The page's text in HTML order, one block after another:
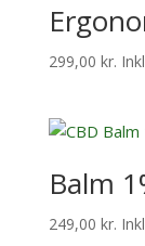
299,00 kr.
Balm
249,00 kr.